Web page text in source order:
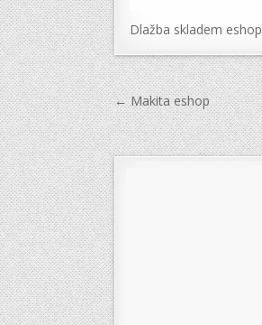
Dlažba skladem eshop
Navigace
pro
příspěvek
← Makita eshop